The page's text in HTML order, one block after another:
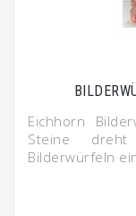
Eichhorn
Steine
Bilderwürfeln